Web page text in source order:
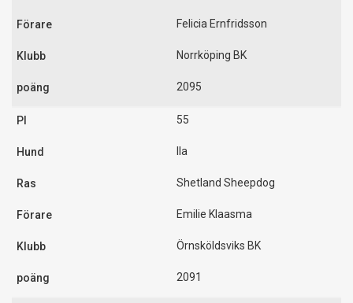
Felicia Ernfridsson
Norrköping BK
2095
55
Ila
Shetland Sheepdog
Emilie Klaasma
Örnsköldsviks BK
2091